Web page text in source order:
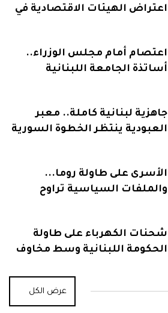
اعتراض الهيئات الاقتصادية في
اعتصام أمام مجلس الوزراء..
أساتذة الجامعة اللبنانية
جاهزية لبنانية كاملة.. معبر
العبودية ينتظر الخطوة السورية
الأسرى على طاولة روما...
والملفات السياسية تراوح
شحنات الكهرباء على طاولة
الحكومة اللبنانية وسط مخاوف
عرض الكل